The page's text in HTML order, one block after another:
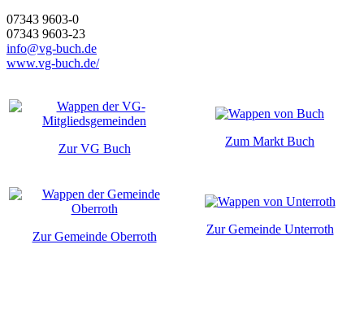
07343 9603-0
07343 9603-23
info@vg-buch.de
www.vg-buch.de/
Zur VG Buch
Zum Markt Buch
Zur Gemeinde Oberroth
Zur Gemeinde Unterroth